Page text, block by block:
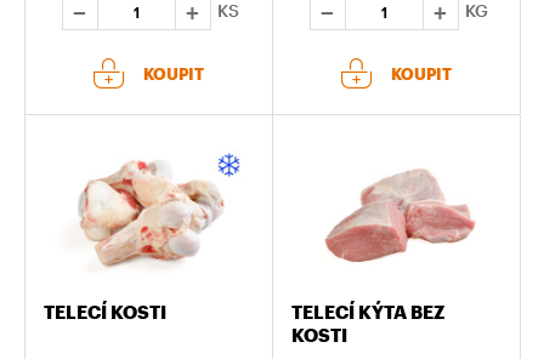
KS
KOUPIT
KG
KOUPIT
TELECÍ KOSTI
TELECÍ KÝTA BEZ
KOSTI